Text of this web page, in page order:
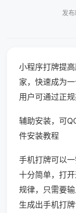
发
小程序打牌提
家，快速成为
用户可通过正规
辅助安装，可
件安装教程
手机打牌可以
十分简单，打
规律，只需要
生成出手机打